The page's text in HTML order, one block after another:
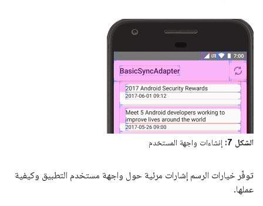
الشكل 7: إنشاءات واجهة المستخدم
توفّر خيارات الرسم إشارات مرئية حول واجهة مستخدم التطبيق وكيفية
عملها.